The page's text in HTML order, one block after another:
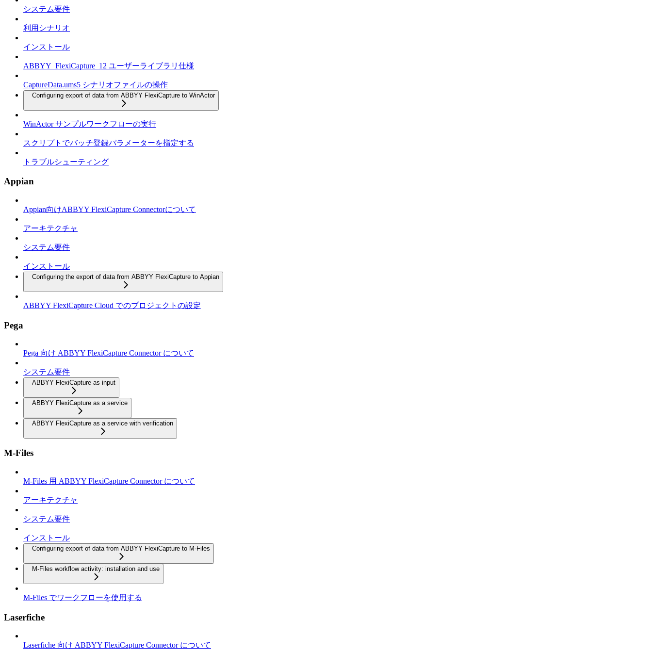
システム要件
利用シナリオ
インストール
ABBYY_FlexiCapture_12 ユーザーライブラリ仕様
CaptureData.ums5 シナリオファイルの操作
Configuring export of data from ABBYY FlexiCapture to WinActor
WinActor サンプルワークフローの実行
スクリプトでバッチ登録パラメーターを指定する
トラブルシューティング
Appian
Appian向けABBYY FlexiCapture Connectorについて
アーキテクチャ
システム要件
インストール
Configuring the export of data from ABBYY FlexiCapture to Appian
ABBYY FlexiCapture Cloud でのプロジェクトの設定
Pega
Pega 向け ABBYY FlexiCapture Connector について
システム要件
ABBYY FlexiCapture as input
ABBYY FlexiCapture as a service
ABBYY FlexiCapture as a service with verification
M-Files
M-Files 用 ABBYY FlexiCapture Connector について
アーキテクチャ
システム要件
インストール
Configuring export of data from ABBYY FlexiCapture to M-Files
M-Files workflow activity: installation and use
M-Files でワークフローを使用する
Laserfiche
Laserfiche 向け ABBYY FlexiCapture Connector について